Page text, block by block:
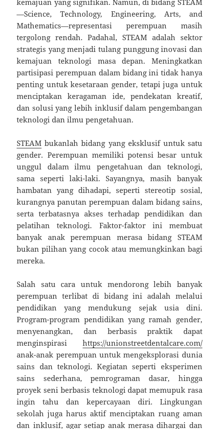
kemajuan yang signifikan. Namun, di bidang STEAM
—Science, Technology, Engineering, Arts, and
Mathematics—representasi perempuan masih
tergolong rendah. Padahal, STEAM adalah sektor
strategis yang menjadi tulang punggung inovasi dan
kemajuan teknologi masa depan. Meningkatkan
partisipasi perempuan dalam bidang ini tidak hanya
penting untuk kesetaraan gender, tetapi juga untuk
menciptakan keragaman ide, pendekatan kreatif,
dan solusi yang lebih inklusif dalam pengembangan
teknologi dan ilmu pengetahuan.
STEAM bukanlah bidang yang eksklusif untuk satu
gender. Perempuan memiliki potensi besar untuk
unggul dalam ilmu pengetahuan dan teknologi,
sama seperti laki-laki. Sayangnya, masih banyak
hambatan yang dihadapi, seperti stereotip sosial,
kurangnya panutan perempuan dalam bidang sains,
serta terbatasnya akses terhadap pendidikan dan
pelatihan teknologi. Faktor-faktor ini membuat
banyak anak perempuan merasa bidang STEAM
bukan pilihan yang cocok atau memungkinkan bagi
mereka.
Salah satu cara untuk mendorong lebih banyak
perempuan terlibat di bidang ini adalah melalui
pendidikan yang mendukung sejak usia dini.
Program-program pendidikan yang ramah gender,
menyenangkan, dan berbasis praktik dapat
menginspirasi https://unionstreetdentalcare.com/
anak-anak perempuan untuk mengeksplorasi dunia
sains dan teknologi. Kegiatan seperti eksperimen
sains sederhana, pemrograman dasar, hingga
proyek seni berbasis teknologi dapat memupuk rasa
ingin tahu dan kepercayaan diri. Lingkungan
sekolah juga harus aktif menciptakan ruang aman
dan inklusif, agar setiap anak merasa dihargai dan